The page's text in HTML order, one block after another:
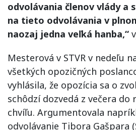
odvolávania členov vlády a
na tieto odvolávania v
naozaj jedna veľká hanba,“
Mesterová v STVR v nedeľu
všetkých opozičných
vyhlásila, že opozícia sa o
schôdzí dozvedá z večera do
chvíľu. Argumentovala
odvolávanie Tibora Gašpara